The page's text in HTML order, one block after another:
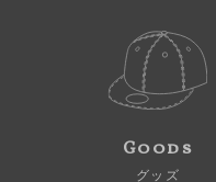
Goods
グッズ